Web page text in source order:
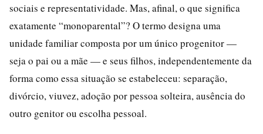
sociais e representatividade. Mas, afinal, o que significa
exatamente “monoparental”? O termo designa uma
unidade familiar composta por um único progenitor —
seja o pai ou a mãe — e seus filhos, independentemente da
forma como essa situação se estabeleceu: separação,
divórcio, viuvez, adoção por pessoa solteira, ausência do
outro genitor ou escolha pessoal.